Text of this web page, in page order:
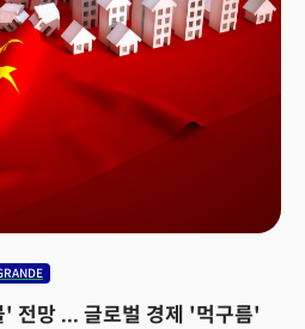
석했다. 연준의 랜달 퀄스 이사는
로 지속되고 있어 내년에도 물가상승세가
용해 조치를 취해야 할 것이라고 언급해
고 있음을 시사했다. 한편 전일 실적을
회하는 기록적인 실적을 보고했음에도
을 방해하고 원가 비용 상승 압박으로
다는 경고에 하락했다. 글로벌 증시는
에버그란데가 관련 계열사 매각에
. 특히 지난달 23일 갚지못한 달러표시
이 끝나면서 채무불이행의 가능성이 더
공(LUV)과 아메리칸 항공(AAL)이 있으며
전망 ... 글로벌 경제 '먹구름'